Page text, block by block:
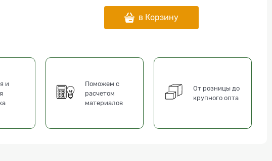
в Корзину
и
Поможем с
расчетом
материалов
От розницы до
крупного опта